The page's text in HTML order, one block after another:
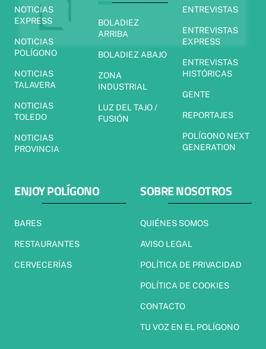
NOTICIAS
EXPRESS
NOTICIAS
POLÍGONO
NOTICIAS
TALAVERA
NOTICIAS
TOLEDO
NOTICIAS
PROVINCIA
BOLADIEZ
ARRIBA
BOLADIEZ ABAJO
ZONA
INDUSTRIAL
LUZ DEL TAJO /
FUSIÓN
ENTREVISTAS
ENTREVISTAS
EXPRESS
ENTREVISTAS
HISTÓRICAS
GENTE
REPORTAJES
POLÍGONO NEXT
GENERATION
ENJOY POLÍGONO
BARES
RESTAURANTES
CERVECERÍAS
SOBRE NOSOTROS
QUIÉNES SOMOS
AVISO LEGAL
POLÍTICA DE PRIVACIDAD
POLÍTICA DE COOKIES
CONTACTO
TU VOZ EN EL POLÍGONO